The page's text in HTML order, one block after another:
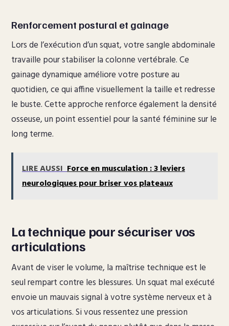
Renforcement postural et gainage
Lors de l’exécution d’un squat, votre sangle abdominale
travaille pour stabiliser la colonne vertébrale. Ce
gainage dynamique améliore votre posture au
quotidien, ce qui affine visuellement la taille et redresse
le buste. Cette approche renforce également la densité
osseuse, un point essentiel pour la santé féminine sur le
long terme.
LIRE AUSSI Force en musculation : 3 leviers
neurologiques pour briser vos plateaux
La technique pour sécuriser vos
articulations
Avant de viser le volume, la maîtrise technique est le
seul rempart contre les blessures. Un squat mal exécuté
envoie un mauvais signal à votre système nerveux et à
vos articulations. Si vous ressentez une pression